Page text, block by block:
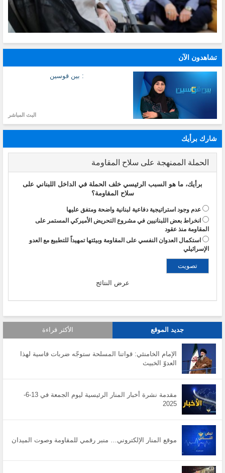
تشاهدون الآن
: بين قوسين
البث المباشر
شارك برأيك
الحملة الممنهجة على سلاح المقاومة
برأيك، ما هو السبب الرئيسي خلف الحملة في الداخل اللبناني على
سلاح المقاومة؟
عدم وجود استراتيجية دفاعية لبنانية واضحة ومتفق عليها
انخراط بعض اللبنانيين في مشروع التحريض الأميركي المستمر على
المقاومة منذ عقود
استكمال العدوان النفسي على المقاومة وبيئتها تمهيداً للتطبيع مع العدو
الإسرائيلي
عرض النتائج
جديد الموقع الأكثر قراءة
الإمام الخامنئي: قواتنا المسلحة ستوجّه ضربات قاسية لهذا
العدوّ الخبيث
مقدمة نشرة أخبار المنار الرئيسية ليوم الجمعة في 13-6-
2025
موقع المنار الإلكتروني… منبر رقمي للمقاومة وصوت الميدان